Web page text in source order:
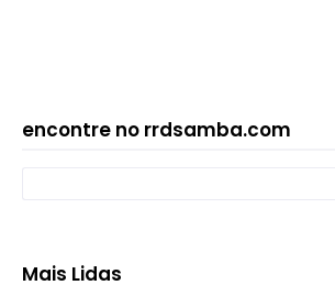
encontre no rrdsamba.com
Mais Lidas